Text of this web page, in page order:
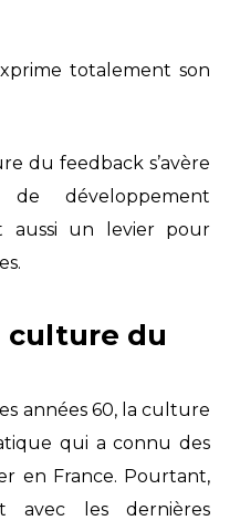
totalement son
du feedback s’avère
développement
aussi un levier pour
culture du
années 60, la culture
qui a connu des
en France. Pourtant,
avec les dernières